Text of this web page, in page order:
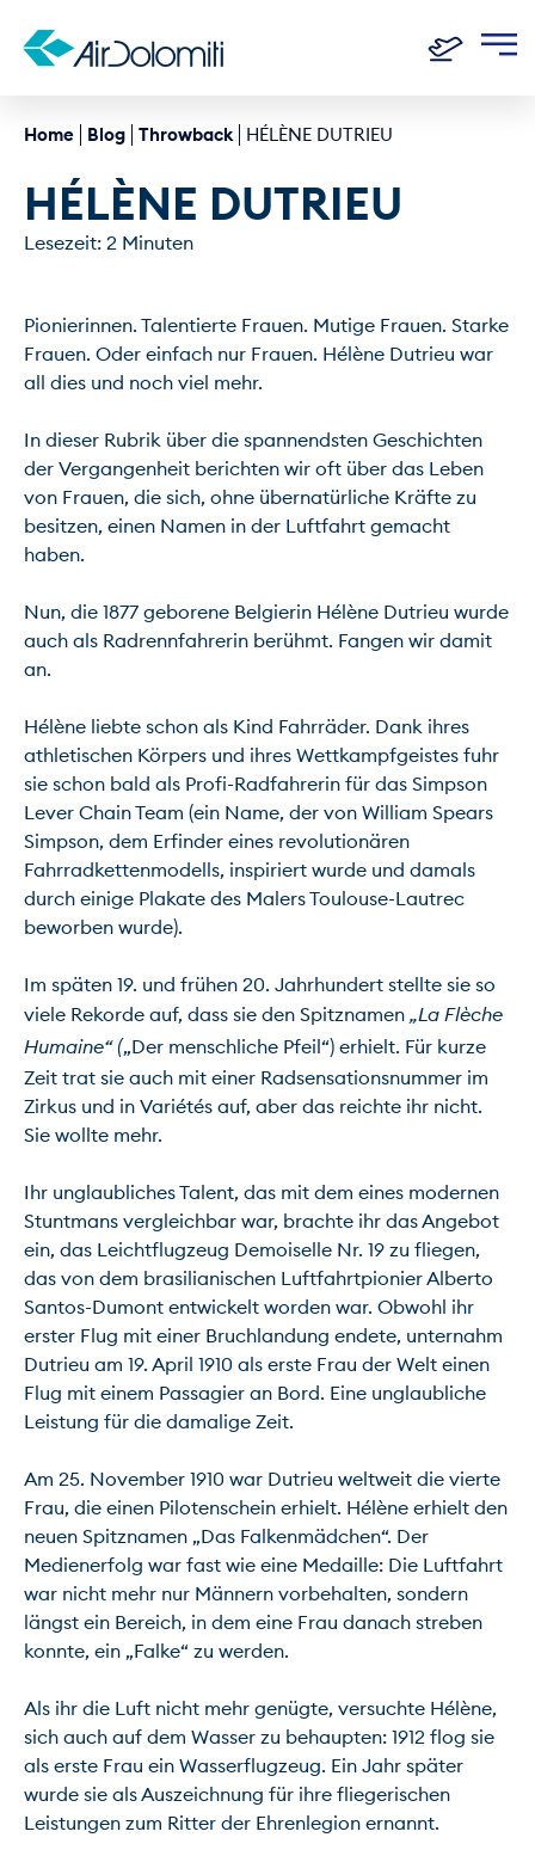
Home Blog Throwback HÉLÈNE DUTRIEU
HÉLÈNE DUTRIEU
Lesezeit: 2 Minuten
Pionierinnen. Talentierte Frauen. Mutige Frauen. Starke
Frauen. Oder einfach nur Frauen. Hélène Dutrieu war
all dies und noch viel mehr.
In dieser Rubrik über die spannendsten Geschichten
der Vergangenheit berichten wir oft über das Leben
von Frauen, die sich, ohne übernatürliche Kräfte zu
besitzen, einen Namen in der Luftfahrt gemacht
haben.
Nun, die 1877 geborene Belgierin Hélène Dutrieu wurde
auch als Radrennfahrerin berühmt. Fangen wir damit
an.
Hélène liebte schon als Kind Fahrräder. Dank ihres
athletischen Körpers und ihres Wettkampfgeistes fuhr
sie schon bald als Profi-Radfahrerin für das Simpson
Lever Chain Team (ein Name, der von William Spears
Simpson, dem Erfinder eines revolutionären
Fahrradkettenmodells, inspiriert wurde und damals
durch einige Plakate des Malers Toulouse-Lautrec
beworben wurde).
Im späten 19. und frühen 20. Jahrhundert stellte sie so
viele Rekorde auf, dass sie den Spitznamen „La Flèche
Humaine“ („Der menschliche Pfeil“) erhielt. Für kurze
Zeit trat sie auch mit einer Radsensationsnummer im
Zirkus und in Variétés auf, aber das reichte ihr nicht.
Sie wollte mehr.
Ihr unglaubliches Talent, das mit dem eines modernen
Stuntmans vergleichbar war, brachte ihr das Angebot
ein, das Leichtflugzeug Demoiselle Nr. 19 zu fliegen,
das von dem brasilianischen Luftfahrtpionier Alberto
Santos-Dumont entwickelt worden war. Obwohl ihr
erster Flug mit einer Bruchlandung endete, unternahm
Dutrieu am 19. April 1910 als erste Frau der Welt einen
Flug mit einem Passagier an Bord. Eine unglaubliche
Leistung für die damalige Zeit.
Am 25. November 1910 war Dutrieu weltweit die vierte
Frau, die einen Pilotenschein erhielt. Hélène erhielt den
neuen Spitznamen „Das Falkenmädchen“. Der
Medienerfolg war fast wie eine Medaille: Die Luftfahrt
war nicht mehr nur Männern vorbehalten, sondern
längst ein Bereich, in dem eine Frau danach streben
konnte, ein „Falke“ zu werden.
Als ihr die Luft nicht mehr genügte, versuchte Hélène,
sich auch auf dem Wasser zu behaupten: 1912 flog sie
als erste Frau ein Wasserflugzeug. Ein Jahr später
wurde sie als Auszeichnung für ihre fliegerischen
Leistungen zum Ritter der Ehrenlegion ernannt.